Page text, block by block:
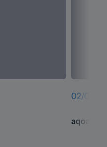
02/09